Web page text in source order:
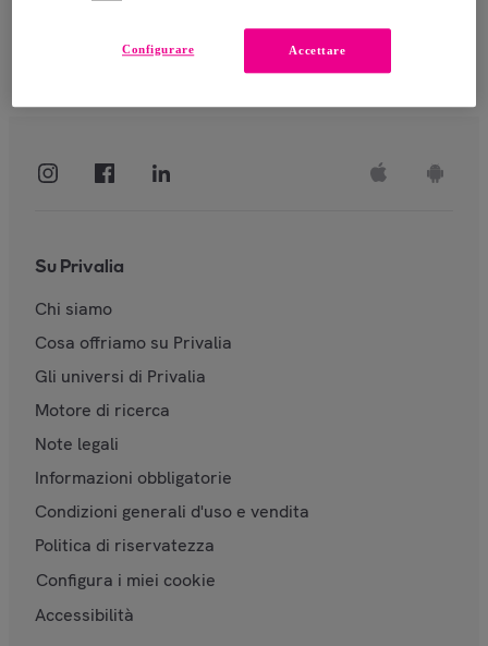
Su Privalia
Chi siamo
Cosa offriamo su Privalia
Gli universi di Privalia
Motore di ricerca
Note legali
Informazioni obbligatorie
Condizioni generali d'uso e vendita
Politica di riservatezza
Configura i miei cookie
Accessibilità
Accettare
Configurare